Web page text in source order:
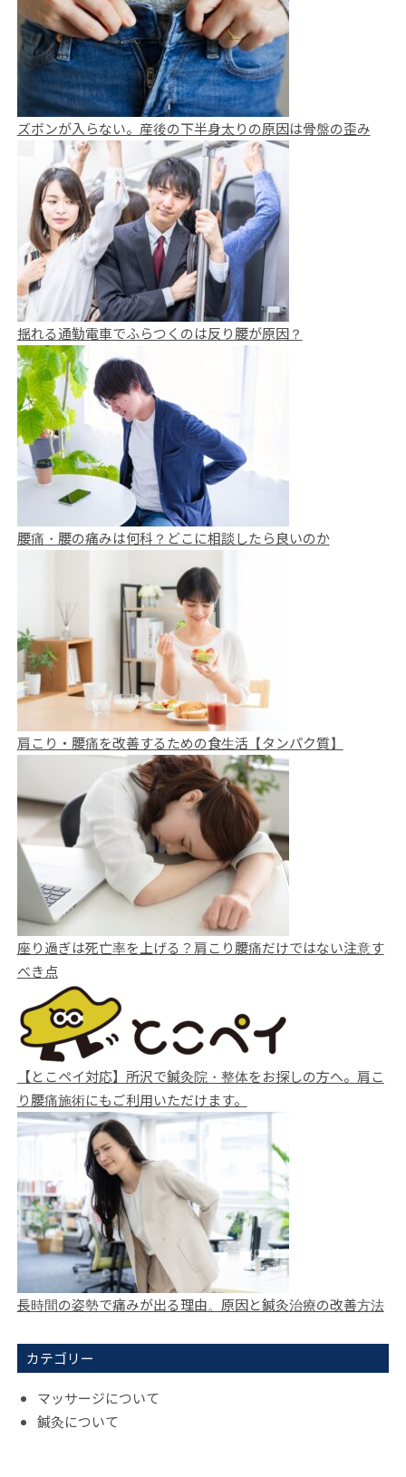
ズボンが入らない。産後の下半身太りの原因は骨盤の歪み
揺れる通勤電車でふらつくのは反り腰が原因？
腰痛・腰の痛みは何科？どこに相談したら良いのか
肩こり・腰痛を改善するための食生活【タンパク質】
座り過ぎは死亡率を上げる？肩こり腰痛だけではない注意す
べき点
【とこペイ対応】所沢で鍼灸院・整体をお探しの方へ。肩こ
り腰痛施術にもご利用いただけます。
長時間の姿勢で痛みが出る理由。原因と鍼灸治療の改善方法
カテゴリー
マッサージについて
鍼灸について